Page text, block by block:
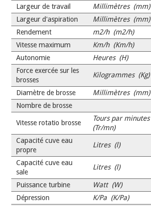
Largeur de travail
Millimètres (mm)
Largeur d'aspiration
Millimètres (mm)
Rendement
m2/h (m2/h)
Vitesse maximum
Km/h (Km/h)
Autonomie
Heures (H)
Force exercée sur les
brosses
Kilogrammes (Kg)
Diamètre de brosse Millimètres (mm)
Nombre de brosse
Vitesse rotatio brosse
Tours par minutes
(Tr/mn)
Capacité cuve eau
propre
Litres (l)
Capacité cuve eau
sale
Litres (l)
Puissance turbine Watt (W)
Dépression
K/Pa (K/Pa)